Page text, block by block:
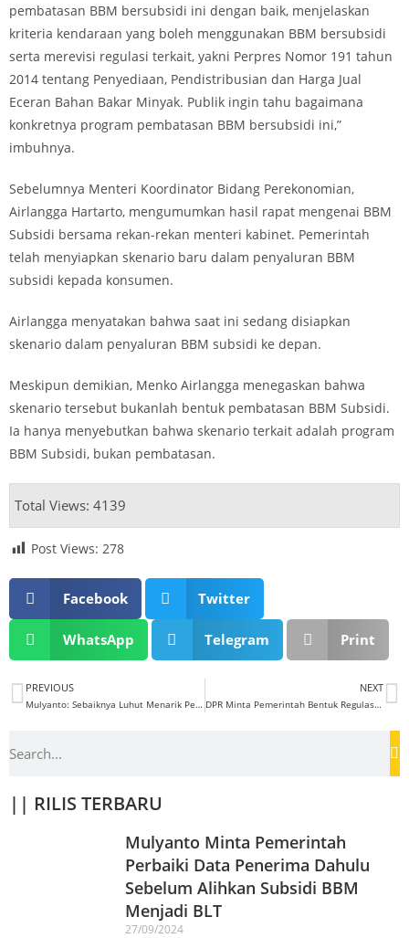
pembatasan BBM bersubsidi ini dengan baik, menjelaskan
kriteria kendaraan yang boleh menggunakan BBM bersubsidi
serta merevisi regulasi terkait, yakni Perpres Nomor 191 tahun
2014 tentang Penyediaan, Pendistribusian dan Harga Jual
Eceran Bahan Bakar Minyak. Publik ingin tahu bagaimana
konkretnya program pembatasan BBM bersubsidi ini,”
imbuhnya.
Sebelumnya Menteri Koordinator Bidang Perekonomian,
Airlangga Hartarto, mengumumkan hasil rapat mengenai BBM
Subsidi bersama rekan-rekan menteri kabinet. Pemerintah
telah menyiapkan skenario baru dalam penyaluran BBM
subsidi kepada konsumen.
Airlangga menyatakan bahwa saat ini sedang disiapkan
skenario dalam penyaluran BBM subsidi ke depan.
Meskipun demikian, Menko Airlangga menegaskan bahwa
skenario tersebut bukanlah bentuk pembatasan BBM Subsidi.
Ia hanya menyebutkan bahwa skenario terkait adalah program
BBM Subsidi, bukan pembatasan.
Total Views: 4139
Post Views: 278
Facebook Twitter
WhatsApp Telegram Print
PREVIOUS
Mulyanto: Sebaiknya Luhut Menarik Pernyataannya Tentang Pembatasan BBM Bersubsidi
NEXT
DPR Minta Pemerintah Bentuk Regulasi Sebelum Lakukan Program BBM Bersubsidi Tepat Sasaran
|| RILIS TERBARU
Mulyanto Minta Pemerintah
Perbaiki Data Penerima Dahulu
Sebelum Alihkan Subsidi BBM
Menjadi BLT
27/09/2024